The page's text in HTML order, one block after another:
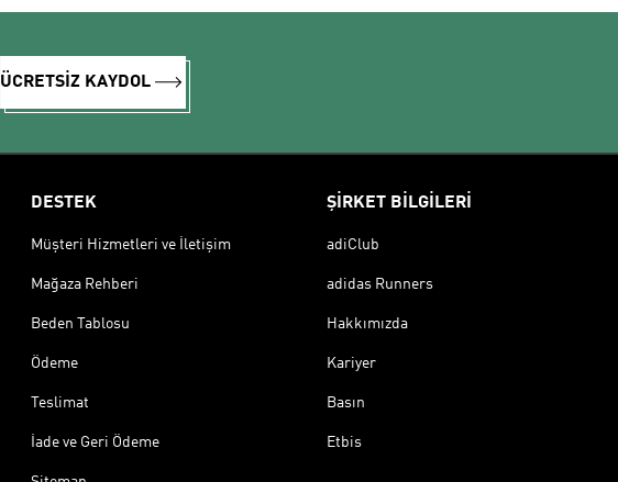
ÜCRETSİZ KAYDOL
DESTEK
Müşteri Hizmetleri ve İletişim
Mağaza Rehberi
Beden Tablosu
Ödeme
Teslimat
İade ve Geri Ödeme
ŞİRKET BİLGİLERİ
adiClub
adidas Runners
Hakkımızda
Kariyer
Basın
Etbis